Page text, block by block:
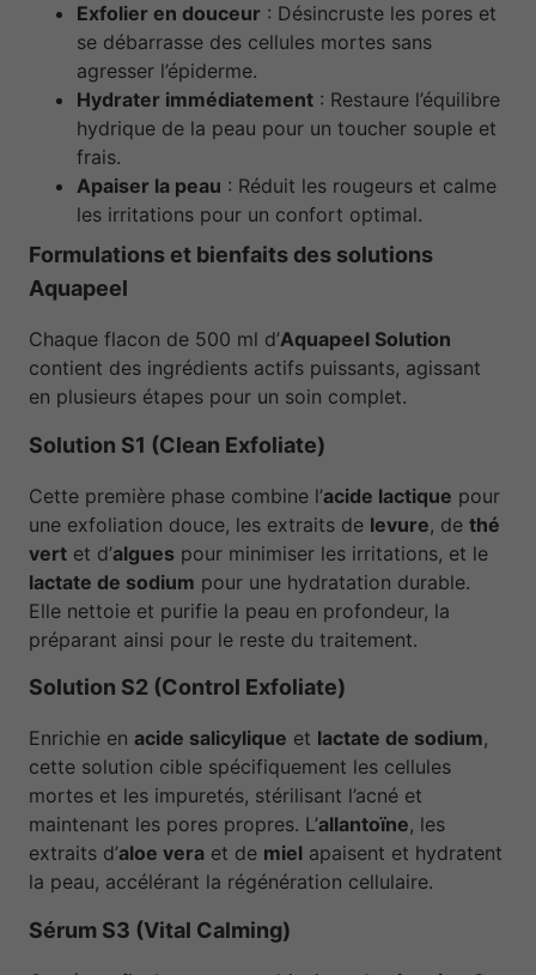
Exfolier en douceur : Désincruste les pores et
se débarrasse des cellules mortes sans
agresser l’épiderme.
Hydrater immédiatement : Restaure l’équilibre
hydrique de la peau pour un toucher souple et
frais.
Apaiser la peau : Réduit les rougeurs et calme
les irritations pour un confort optimal.
Formulations et bienfaits des solutions
Aquapeel
Chaque flacon de 500 ml d’Aquapeel Solution
contient des ingrédients actifs puissants, agissant
en plusieurs étapes pour un soin complet.
Solution S1 (Clean Exfoliate)
Cette première phase combine l’acide lactique pour
une exfoliation douce, les extraits de levure, de thé
vert et d’algues pour minimiser les irritations, et le
lactate de sodium pour une hydratation durable.
Elle nettoie et purifie la peau en profondeur, la
préparant ainsi pour le reste du traitement.
Solution S2 (Control Exfoliate)
Enrichie en acide salicylique et lactate de sodium,
cette solution cible spécifiquement les cellules
mortes et les impuretés, stérilisant l’acné et
maintenant les pores propres. L’allantoïne, les
extraits d’aloe vera et de miel apaisent et hydratent
la peau, accélérant la régénération cellulaire.
Sérum S3 (Vital Calming)